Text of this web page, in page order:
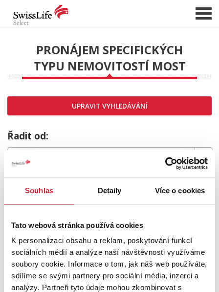
Souhlas Detaily Více o cookies
Tato webová stránka používá cookies
K personalizaci obsahu a reklam, poskytování funkcí
sociálních médií a analýze naší návštěvnosti využíváme
soubory cookie. Informace o tom, jak náš web používáte,
sdílíme se svými partnery pro sociální média, inzerci a
analýzy. Partneři tyto údaje mohou zkombinovat s
NABÍDKA NEMOVITOSTÍ
CHCI PRODAT / PRONAJMOUT
HLÍDAT NOVÉ NABÍDKY
CHCI OCENIT NEMOVITOST
O NÁS
REFERENCE
PRONÁJEM SPECIFICKÝCH
TYPU NEMOVITOSTÍ MOST
UPRAVIT VYHLEDÁVÁNÍ
Řadit od:
MRZÍ NÁS TO,
ale požadovaný typ nemovitosti nebyl nalezen.
Zkuste upravit filtr
nebo přejděte na základní